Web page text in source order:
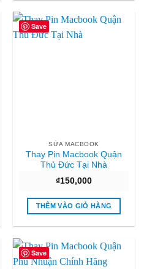
Save
SỬA MACBOOK
Thay Pin Macbook Quận
Thủ Đức Tại Nhà
₫150,000
THÊM VÀO GIỎ HÀNG
Save